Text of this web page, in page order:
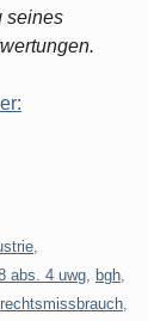
seines
abs. 4 uwg bgh
rechtsmissbrauch